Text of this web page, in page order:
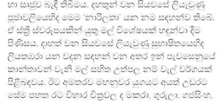
හා සෘජුව බැඳී තිබීමය. දහතුන් වන සියවසේ ලියැවුණු
පූජාවලියෙහිද මෙම ‘නාරිලතා’ යන නම සඳහන්ව තිබේ.
ඒ ස්ත්‍රී ස්වරූපයකින් යුතු මල් විශේෂයක් හඳුන්වා දීම
පිණිසය. දාහත් වන සියවසේ ලියැවුණු සුභාෂිතයෙහිද
ලියතඹරා යන වදන සඳහන් වන අතර ඉන් පැවසෙනුයේ
කාන්තාවන් වැනි මල් සහිත උත්පල නම් වැල් වර්ගයක්
පිළිබඳවය. ඊට අමතරව මහනුවර යුගයට අයත් උඩරට
සේම පහත රට විහාර චිත්‍රවල ද මකරා, ගුරුලා, ගජසිංහ,